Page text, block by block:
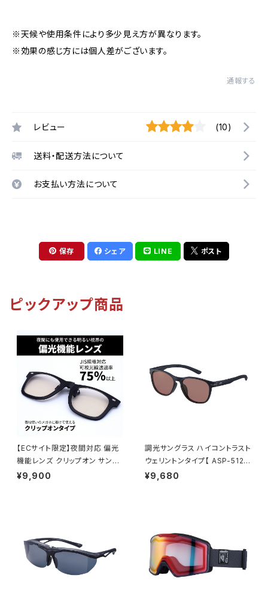
※天候や使用条件により多少見え方が異なります。
※効果の感じ方には個人差がございます。
通報する
レビュー (10)
送料・配送方法について
お支払い方法について
保存 シェア LINE ポスト
ピックアップ商品
【ECサイト限定】夜間対応 偏光
機能レンズ クリップオン サング
ラス 【AS-3NV BK】 ウェリント
¥9,900
調光サングラス ハイコントラスト
ウェリントンタイプ【 ASP-5125
MBK 】 軽量サングラス 調光レ
¥9,680